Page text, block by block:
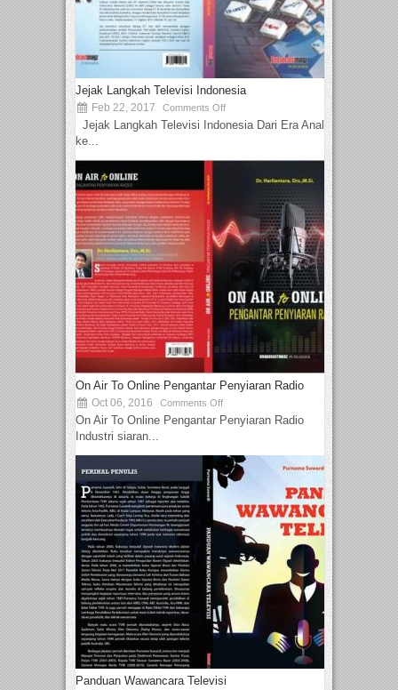
Jejak Langkah Televisi Indonesia
Feb 22, 2017 Comments Off
Jejak Langkah Televisi Indonesia Dari Era Analog
ke...
On Air To Online Pengantar Penyiaran Radio
Oct 06, 2016 Comments Off
On Air To Online Pengantar Penyiaran Radio
Industri siaran...
Panduan Wawancara Televisi